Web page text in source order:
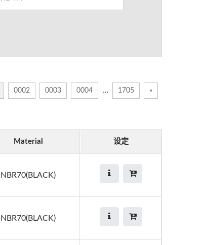
0002 0003 0004 … 1705 »
Material 设定
NBR70(BLACK)
NBR70(BLACK)